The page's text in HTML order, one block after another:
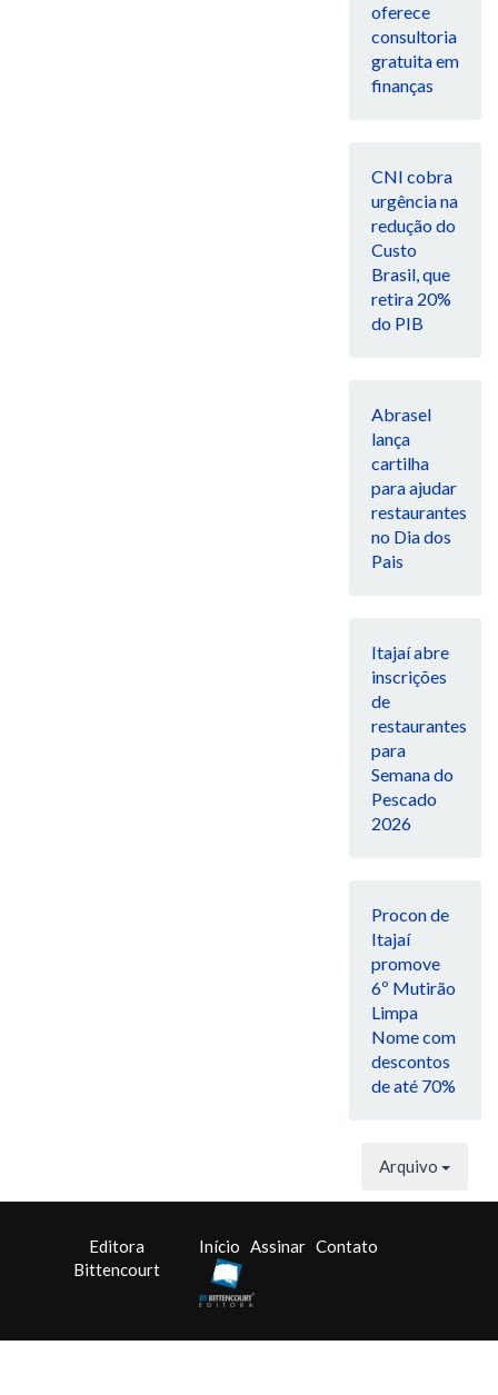
oferece
consultoria
gratuita em
finanças
CNI cobra
urgência na
redução do
Custo
Brasil, que
retira 20%
do PIB
Abrasel
lança
cartilha
para ajudar
restaurantes
no Dia dos
Pais
Itajaí abre
inscrições
de
restaurantes
para
Semana do
Pescado
2026
Procon de
Itajaí
promove
6º Mutirão
Limpa
Nome com
descontos
de até 70%
Arquivo
Editora
Bittencourt
Início Assinar Contato